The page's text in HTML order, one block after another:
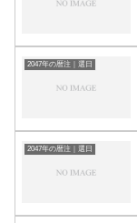
2047年の暦注｜選日
2047年の暦注｜選日